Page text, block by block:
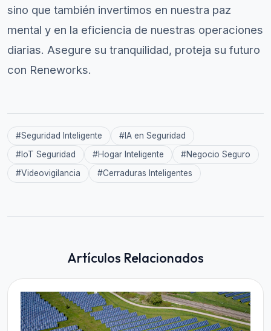
sino que también invertimos en nuestra paz
mental y en la eficiencia de nuestras operaciones
diarias. Asegure su tranquilidad, proteja su futuro
con Reneworks.
#Seguridad Inteligente #IA en Seguridad
#IoT Seguridad #Hogar Inteligente #Negocio Seguro
#Videovigilancia #Cerraduras Inteligentes
Artículos Relacionados